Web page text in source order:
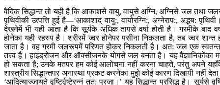
वैदिक सिद्धान्त तो यही है कि आकाशसे वायु, वायुसे अग्नि, अग्निसे जल तथा
पृथिवीकी उत्पत्ति हुई है—‘आकाशाद् वायु:, वायोरग्नि:, अग्नेराप:, अद्भॺ:
देखनेमें भी यही आता है कि सूर्यके अधिक तापसे वर्षा होती है। गरमीके बाद
होनेका यही रहस्य है। शरीरमें ज्वर होनेपर पसीना निकलता है, तब ज्वर शान्त
जाता है। वह गरमी जलरूपमें परिणत होकर निकलती है। अत: जल एक
तत्त्व है। हाइड्रोजन और ऑक्सीजनके योगसे जल बनता है। यह वैज्ञानिकोंका
हो सकता है; उनके मतपर हम कोई आलोचना नहीं करना चाहते, परंतु अपने
शास्त्रीय सिद्धान्तपर अनास्था प्रकट करनेका मुझे कोई कारण दिखायी नहीं
‘आदित्याज्जायते वृष्टिर्वृष्टेरन्नं तत: प्रजा।’ यह सिद्धान्त प्रसिद्ध है। सूर्यसे